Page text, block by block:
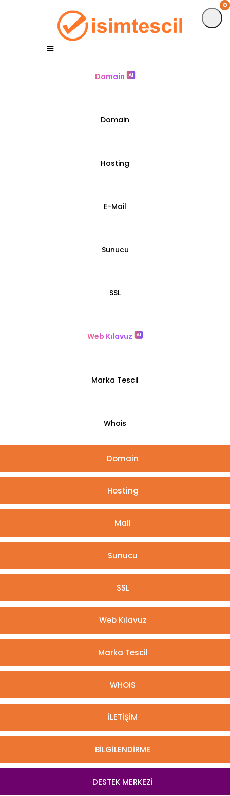
0
Domain
Domain
Hosting
E-Mail
Sunucu
SSL
Web Kılavuz
Marka Tescil
Whois
Domain
Hosting
Mail
Sunucu
SSL
Web Kılavuz
Marka Tescil
WHOIS
İLETİŞİM
BİLGİLENDİRME
DESTEK MERKEZİ
0